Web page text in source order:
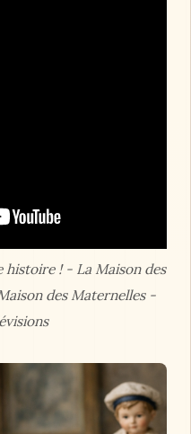
! - La Maison des
des Maternelles -